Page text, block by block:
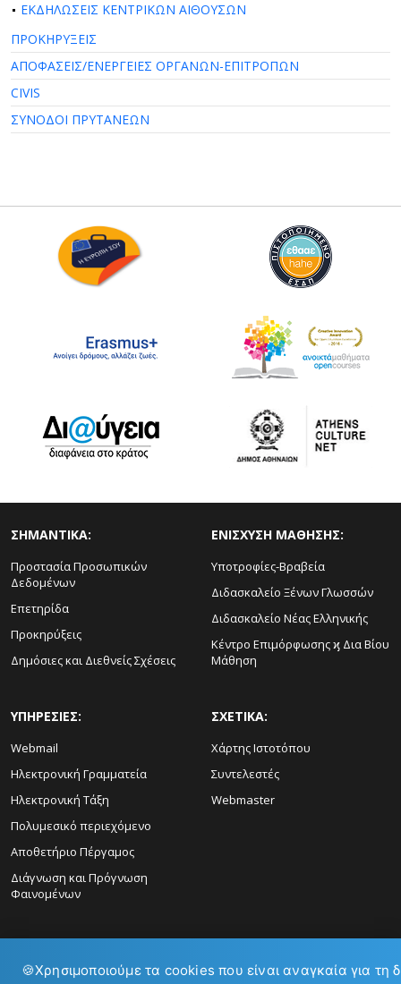
ΕΚΔΗΛΩΣΕΙΣ ΚΕΝΤΡΙΚΩΝ ΑΙΘΟΥΣΩΝ
ΠΡΟΚΗΡΥΞΕΙΣ
ΑΠΟΦΑΣΕΙΣ/ΕΝΕΡΓΕΙΕΣ ΟΡΓΑΝΩΝ-ΕΠΙΤΡΟΠΩΝ
CIVIS
ΣΥΝΟΔΟΙ ΠΡΥΤΑΝΕΩΝ
ΣΗΜΑΝΤΙΚΑ:
Προστασία Προσωπικών
Δεδομένων
Επετηρίδα
Προκηρύξεις
Δημόσιες και Διεθνείς Σχέσεις
ΕΝΙΣΧΥΣΗ ΜΑΘΗΣΗΣ:
Υποτροφίες-Βραβεία
Διδασκαλείο Ξένων Γλωσσών
Διδασκαλείο Νέας Ελληνικής
Κέντρο Επιμόρφωσης ϗ Δια Βίου
Μάθηση
ΥΠΗΡΕΣΙΕΣ:
Webmail
Ηλεκτρονική Γραμματεία
Ηλεκτρονική Τάξη
Πολυμεσικό περιεχόμενο
Αποθετήριο Πέργαμος
Διάγνωση και Πρόγνωση
Φαινομένων
ΣΧΕΤΙΚΑ:
Χάρτης Ιστοτόπου
Συντελεστές
Webmaster
🍪Χρησιμοποιούμε τα cookies που είναι αναγκαία για τη